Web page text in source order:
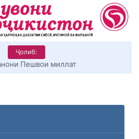
Ҷолиб:
ДАР ХУД ТАШАККУЛ ДИҲЕМ